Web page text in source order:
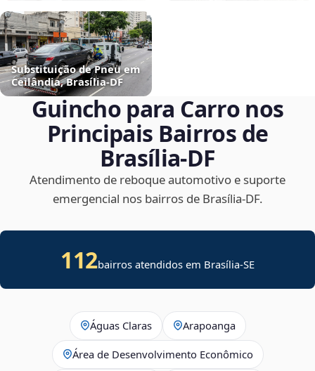
Substituição de Pneu em
Ceilândia, Brasília‑DF
Guincho para Carro nos
Principais Bairros de
Brasília‑DF
Atendimento de reboque automotivo e suporte
emergencial nos bairros de Brasília‑DF.
112bairros atendidos em Brasília-SE
Águas Claras Arapoanga
Área de Desenvolvimento Econômico